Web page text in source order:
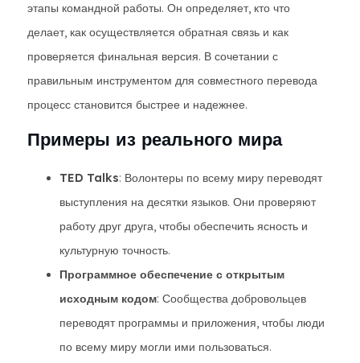
этапы командной работы. Он определяет, кто что
делает, как осуществляется обратная связь и как
проверяется финальная версия. В сочетании с
правильным инструментом для совместного перевода
процесс становится быстрее и надежнее.
Примеры из реального мира
TED Talks: Волонтеры по всему миру переводят
выступления на десятки языков. Они проверяют
работу друг друга, чтобы обеспечить ясность и
культурную точность.
Программное обеспечение с открытым
исходным кодом: Сообщества добровольцев
переводят программы и приложения, чтобы люди
по всему миру могли ими пользоваться.